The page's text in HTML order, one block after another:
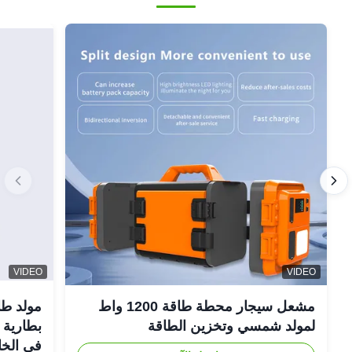
VIDEO
مشعل سيجار محطة طاقة 1200 واط
لمولد شمسي وتخزين الطاقة
VIDEO
في